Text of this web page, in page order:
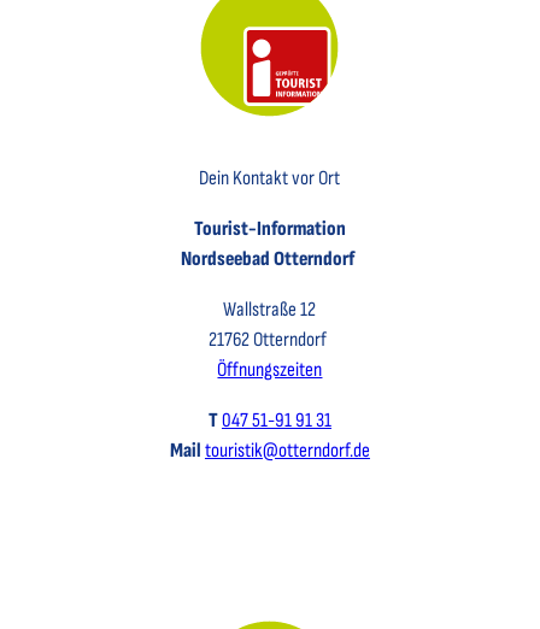
Dein Kontakt vor Ort
Tourist-Information
Nordseebad Otterndorf
Wallstraße 12
21762 Otterndorf
Öffnungszeiten
T047 51-91 91 31
Mail touristik@otterndorf.de